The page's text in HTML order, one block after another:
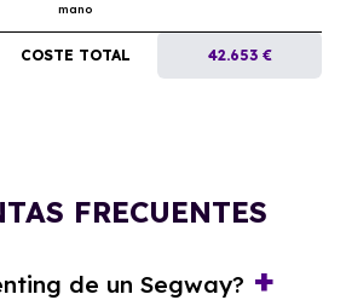
mano
COSTE TOTAL 42.653 €
FRECUENTES
de un Segway?